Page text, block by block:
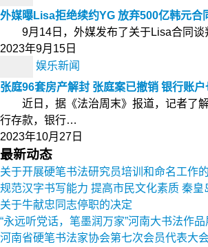
外媒曝Lisa拒绝续约YG 放弃500亿韩元合
9月14日，外媒发布了关于Lisa合同谈
2023年9月15日
娱乐新闻
张庭96套房产解封 张庭案已撤销 银行账
近日，据《法治周末》报道，记者了解
行存款，银行…
2023年10月27日
最新动态
关于开展硬笔书法研究员培训和命名工作
规范汉字书写能力 提高市民文化素质 秦
关于牛献忠同志停职的决定
“永远听党话，笔墨润万家”河南大书法作
河南省硬笔书法家协会第七次会员代表大